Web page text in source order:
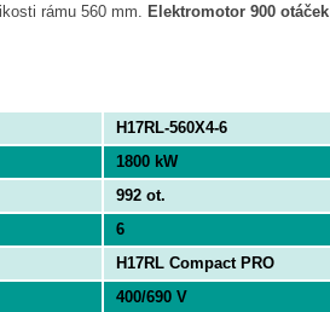
rámu 560 mm. Elektromotor 900 otáček
H17RL-560X4-6
1800 kW
992 ot.
6
H17RL Compact PRO
400/690 V